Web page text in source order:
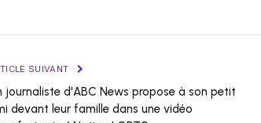
SUIVANT
journaliste d'ABC News propose à son petit
devant leur famille dans une vidéo